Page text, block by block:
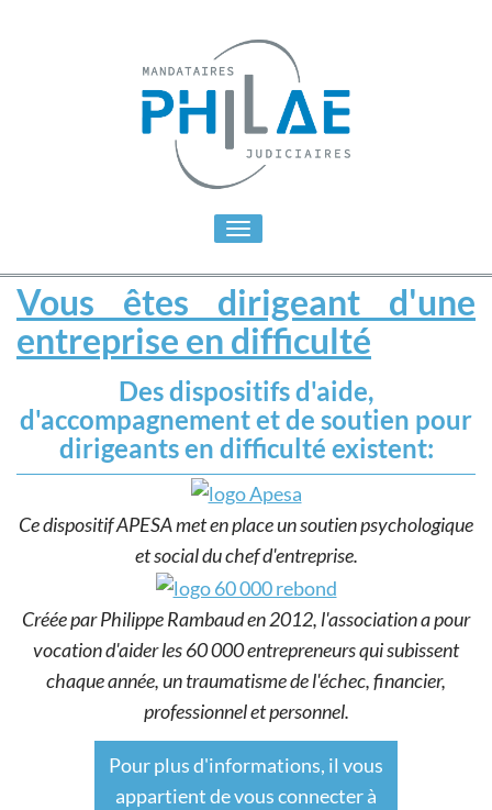
Toggle
Vous êtes dirigeant d'une
entreprise en difficulté
Des dispositifs d'aide,
d'accompagnement et de soutien pour
dirigeants en difficulté existent:
Ce dispositif APESA met en place un soutien psychologique
et social du chef d'entreprise.
Créée par Philippe Rambaud en 2012, l'association a pour
vocation d'aider les 60 000 entrepreneurs qui subissent
chaque année, un traumatisme de l'échec, financier,
professionnel et personnel.
Pour plus d'informations, il vous
appartient de vous connecter à